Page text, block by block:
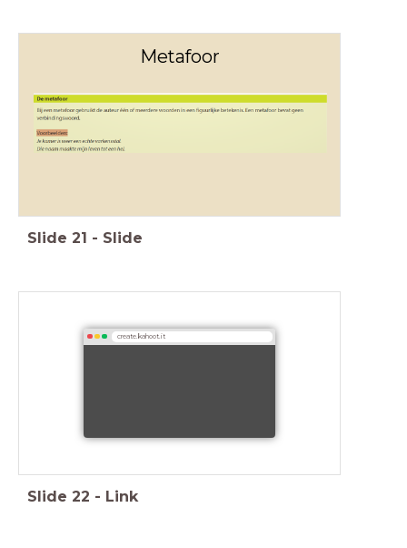
Metafoor
Slide 21 - Slide
create.kahoot.it
Slide 22 - Link